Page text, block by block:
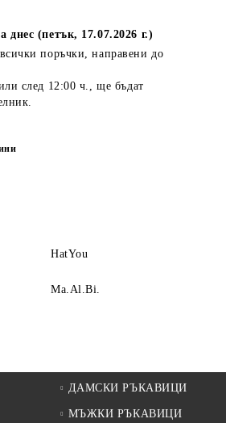
(петък, 17.07.2026 г.)
поръчки, направенидо
след 12:00 ч. , ще бъдат
.
HatYou
Ma.Al.Bi.
ДАМСКИ РЪКАВИЦИ
МЪЖКИ РЪКАВИЦИ